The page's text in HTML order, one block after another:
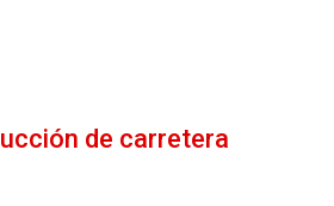
de carretera